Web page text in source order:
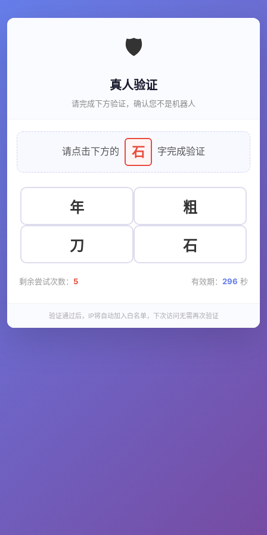
🛡️
真人验证
请完成下方验证，确认您不是机器人
请点击下方的 石 字完成验证
年 粗
刀 石
剩余尝试次数： 5 有效期： 296 秒
验证通过后，IP将自动加入白名单，下次访问无需再次验证